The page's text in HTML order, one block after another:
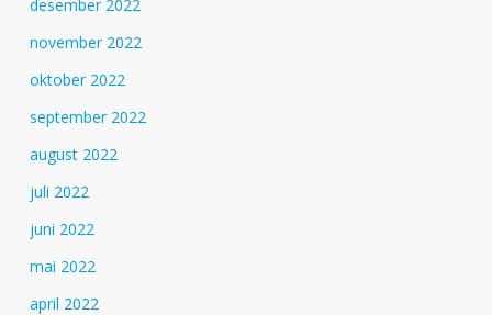
desember 2022
november 2022
oktober 2022
september 2022
august 2022
juli 2022
juni 2022
mai 2022
april 2022